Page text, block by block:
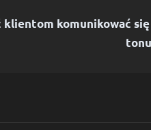
klientom komunikować